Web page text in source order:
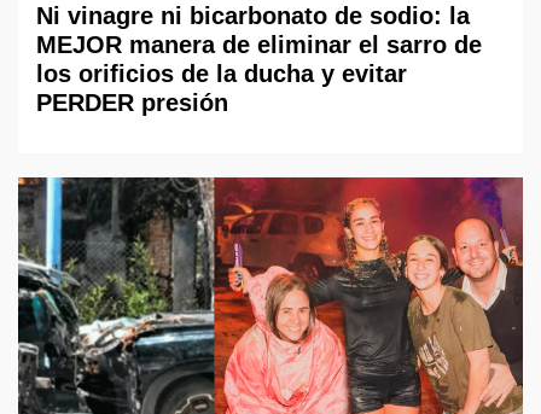
Ni vinagre ni bicarbonato de sodio: la
MEJOR manera de eliminar el sarro de
los orificios de la ducha y evitar
PERDER presión